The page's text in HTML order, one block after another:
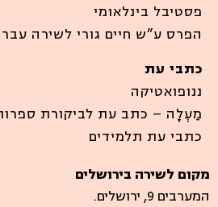
פסטיבל בינלאומי
הפרס ע”ש חיים גורי לשירה
כתבי עת
ננופואטיקה
מַעְלָה – כתב עת לביקורת
כתבי עת תלמידים
מקום לשירה בירושלים
המערבים 9, ירושלים.